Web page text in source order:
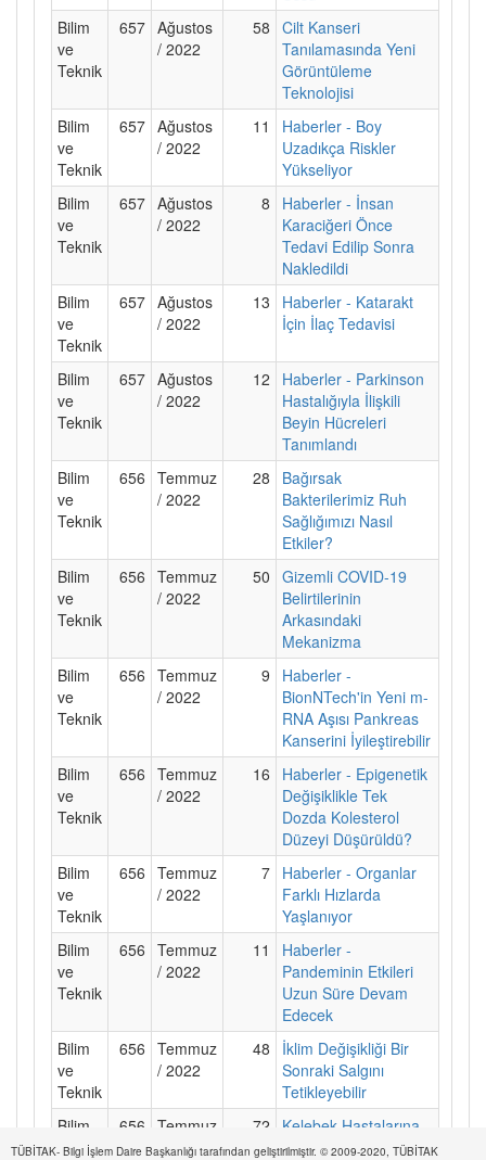
Bilim
ve
Teknik
657 Ağustos
/ 2022
58 Cilt Kanseri
Tanılamasında Yeni
Görüntüleme
Teknolojisi
Bilim
ve
Teknik
657 Ağustos
/ 2022
11
Haberler - Boy
Uzadıkça Riskler
Yükseliyor
Bilim
ve
Teknik
657 Ağustos
/ 2022
8
Haberler - İnsan
Karaciğeri Önce
Tedavi Edilip Sonra
Nakledildi
Bilim
ve
Teknik
657 Ağustos
/ 2022
13
Haberler - Katarakt
İçin İlaç Tedavisi
Bilim
ve
Teknik
657 Ağustos
/ 2022
12
Haberler - Parkinson
Hastalığıyla İlişkili
Beyin Hücreleri
Tanımlandı
Bilim
ve
Teknik
656 Temmuz
/ 2022
28
Bağırsak
Bakterilerimiz Ruh
Sağlığımızı Nasıl
Etkiler?
Bilim
ve
Teknik
656 Temmuz
/ 2022
50 Gizemli COVID-19
Belirtilerinin
Arkasındaki
Mekanizma
Bilim
ve
Teknik
656 Temmuz
/ 2022
9
Haberler -
BionNTech'in Yeni m-
RNA Aşısı Pankreas
Kanserini İyileştirebilir
Bilim
ve
Teknik
656 Temmuz
/ 2022
16
Haberler - Epigenetik
Değişiklikle Tek
Dozda Kolesterol
Düzeyi Düşürüldü?
Bilim
ve
Teknik
656 Temmuz
/ 2022
7 Haberler - Organlar
Farklı Hızlarda
Yaşlanıyor
Bilim
ve
Teknik
656 Temmuz
/ 2022
11
Haberler -
Pandeminin Etkileri
Uzun Süre Devam
Edecek
Bilim
ve
Teknik
656 Temmuz
/ 2022
48
İklim Değişikliği Bir
Sonraki Salgını
Tetikleyebilir
Bilim
ve
656 Temmuz
/ 2022
72
Kelebek Hastalarına
Umut
TÜBİTAK- Bilgi İşlem Daire Başkanlığı tarafından geliştirilmiştir. © 2009-2020, TÜBİTAK